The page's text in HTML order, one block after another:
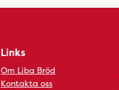
Links
Om Liba Bröd
Kontakta oss